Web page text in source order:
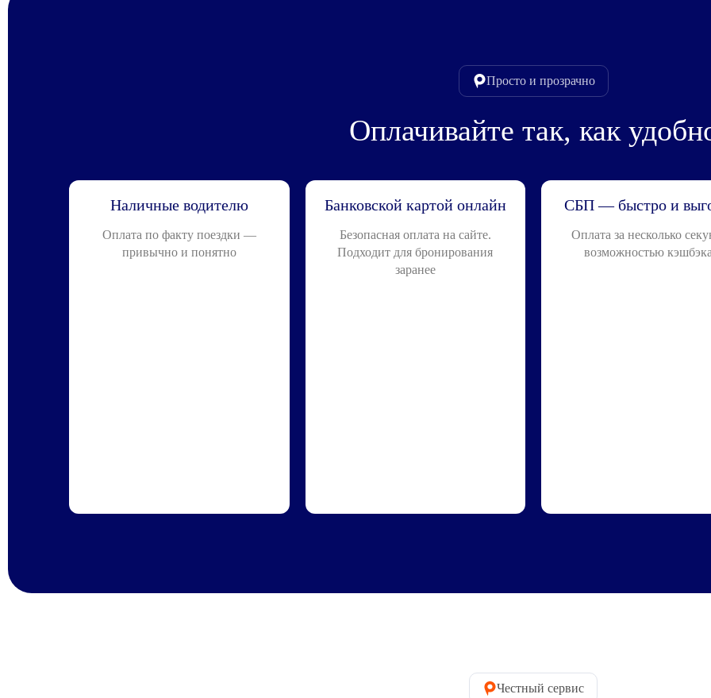
Просто и прозрачно
Оплачивайте так, как
Наличные водителю
Оплата по факту поездки —
привычно и понятно
Банковской картой онлайн
Безопасная оплата на сайте.
Подходит для бронирования
заранее
СБП — быстро и
Оплата за несколько
возможностью
Честный сервис